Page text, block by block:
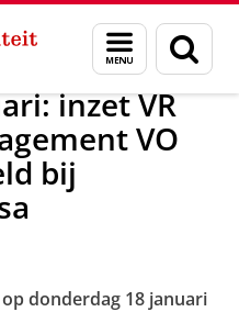
Menu
en
zoeken
Nieuwsberichten
inzet VR
VO
bij
donderdag 18 januari